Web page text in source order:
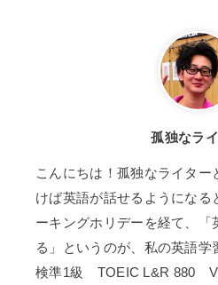
孤独なラ
こんにちは！孤独なライター
けば英語が話せるようになる
ーキングホリデーを経て、「
る」というのが、私の英語学
検準1級 TOEIC L&R 880